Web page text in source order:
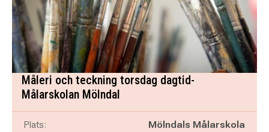
Måleri och teckning torsdag dagtid-
Målarskolan Mölndal
Plats:
Mölndals Målarskola